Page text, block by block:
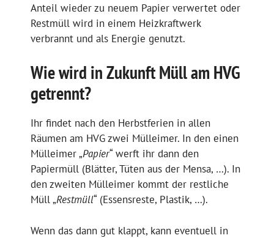
Anteil wieder zu neuem Papier verwertet oder
Restmüll wird in einem Heizkraftwerk
verbrannt und als Energie genutzt.
Wie wird in Zukunft Müll am HVG
getrennt?
Ihr findet nach den Herbstferien in allen
Räumen am HVG zwei Mülleimer. In den einen
Mülleimer „Papier“ werft ihr dann den
Papiermüll (Blätter, Tüten aus der Mensa, …). In
den zweiten Mülleimer kommt der restliche
Müll „Restmüll“ (Essensreste, Plastik, …).
Wenn das dann gut klappt, kann eventuell in